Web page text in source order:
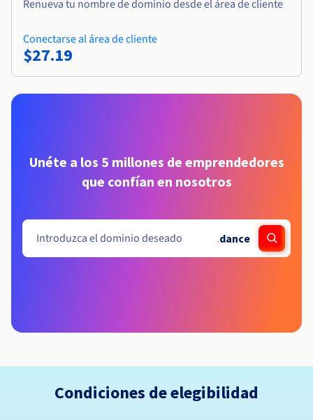
Renueva tu nombre de dominio desde el área de cliente
Conectarse al área de cliente
$27.19
Unéte a los 5 millones de emprendedores
que confían en nosotros
.dance
Condiciones de elegibilidad